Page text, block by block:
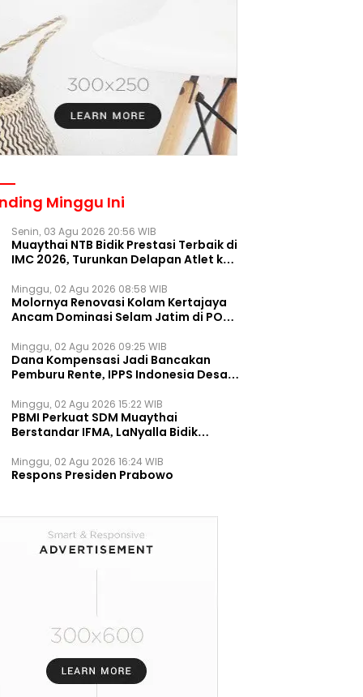
Minggu Ini
Senin, 03 Agu 2026 20:56 WIB
Muaythai NTB Bidik Prestasi Terbaik di
IMC 2026, Turunkan Delapan Atlet ke
Minggu, 02 Agu 2026 08:58 WIB
Molornya Renovasi Kolam Kertajaya
Ancam Dominasi Selam Jatim di PON
Minggu, 02 Agu 2026 09:25 WIB
Dana Kompensasi Jadi Bancakan
Pemburu Rente, IPPS Indonesia Desak
Permanen
Minggu, 02 Agu 2026 15:22 WIB
PBMI Perkuat SDM Muaythai
Berstandar IFMA, LaNyalla Bidik
Minggu, 02 Agu 2026 16:24 WIB
Respons Presiden Prabowo